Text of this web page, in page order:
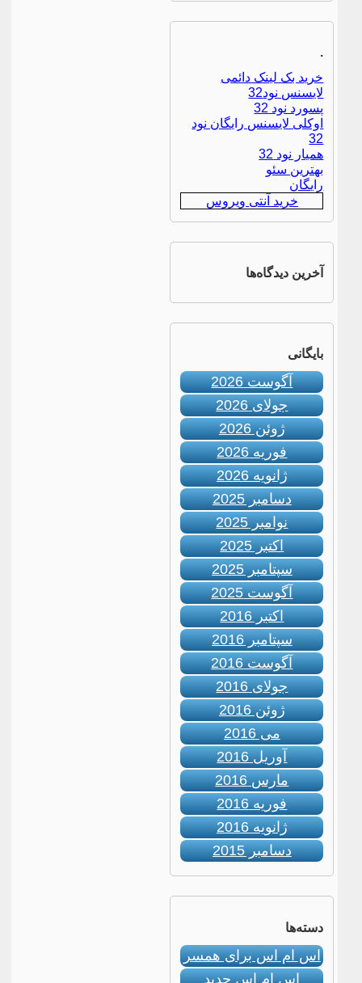
.
خرید بک لینک دائمی
لایسنس نود32
پسورد نود 32
اوکلی لایسنس رایگان نود
32
همیار نود 32
بهترین سئو
رایگان
خرید آنتی ویروس
آخرین دیدگاه‌ها
بایگانی
آگوست 2026
جولای 2026
ژوئن 2026
فوریه 2026
ژانویه 2026
دسامبر 2025
نوامبر 2025
اکتبر 2025
سپتامبر 2025
آگوست 2025
اکتبر 2016
سپتامبر 2016
آگوست 2016
جولای 2016
ژوئن 2016
می 2016
آوریل 2016
مارس 2016
فوریه 2016
ژانویه 2016
دسامبر 2015
دسته‌ها
اس ام اس برای همسر
اس ام اس جدید